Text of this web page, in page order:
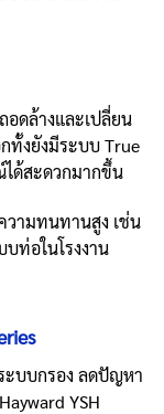
อดล้างและเปลี่ยน
กทั้งยังมีระบบ True
ด้สะดวกมากขึ้น
ามทนทานสูง เช่น
ท่อในโรงงาน
ะบบกรอง ลดปัญหา
YSH